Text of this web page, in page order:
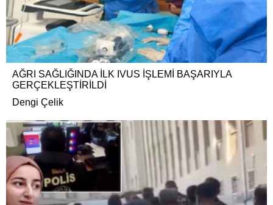
AĞRI SAĞLIĞINDA İLK IVUS İŞLEMİ BAŞARIYLA
GERÇEKLEŞTİRİLDİ
Dengi Çelik